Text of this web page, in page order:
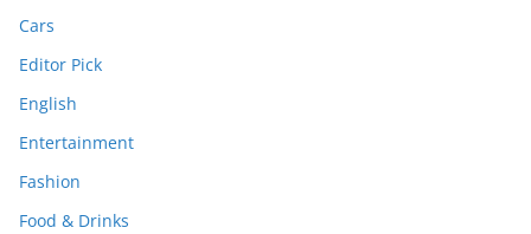
Cars
Editor Pick
English
Entertainment
Fashion
Food & Drinks